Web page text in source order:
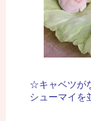
☆キャベツが
シューマイを